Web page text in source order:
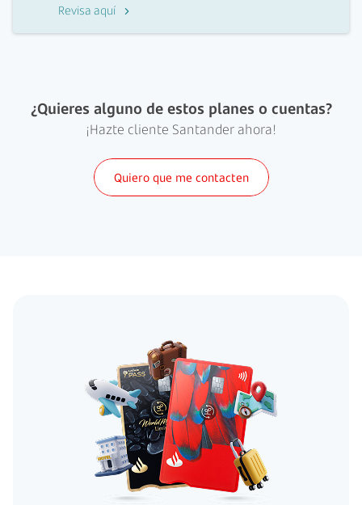
Revisa aquí
¿Quieres alguno de estos planes o cuentas?
¡Hazte cliente Santander ahora!
Quiero que me contacten